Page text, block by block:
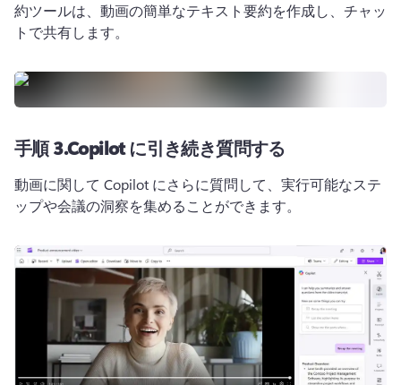
約ツールは、動画の簡単なテキスト要約を作成し、チャッ
トで共有します。
手順 3.Copilot に引き続き質問する
動画に関して Copilot にさらに質問して、実行可能なステ
ップや会議の洞察を集めることができます。